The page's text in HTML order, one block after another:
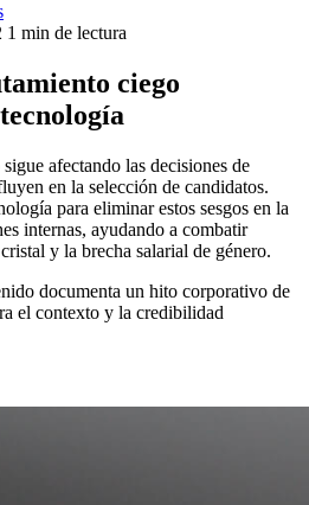
1 min de lectura
ciego
afectando las decisiones de
en la selección de candidatos.
para eliminar estos sesgos en la
internas, ayudando a combatir
y la brecha salarial de género.
documenta un hito corporativo de
el contexto y la credibilidad